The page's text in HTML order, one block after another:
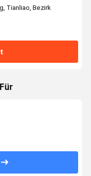
Tianliao, Bezirk